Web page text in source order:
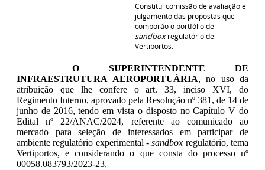
Constitui comissão de avaliação e
julgamento das propostas que
comporão o portfólio de
sandboxregulatório de
Vertiportos.
O SUPERINTENDENTE DE
INFRAESTRUTURA AEROPORTUÁRIA, no uso da
atribuição que lhe confere o art. 33, inciso XVI, do
Regimento Interno, aprovado pela Resolução nº 381, de 14 de
junho de 2016, tendo em vista o disposto no Capítulo V do
Edital nº 22/ANAC/2024, referente ao comunicado ao
mercado para seleção de interessados em participar de
ambiente regulatório experimental -sandbox regulatório, tema
Vertiportos, e considerando o que consta do processo nº
00058.083793/2023-23,